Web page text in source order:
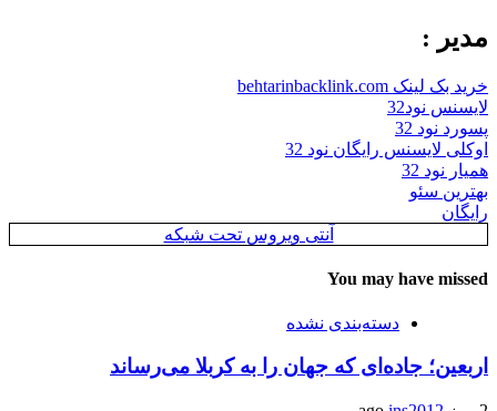
مدیر :
خرید بک لینک behtarinbacklink.com
لایسنس نود32
پسورد نود 32
اوکلی لایسنس رایگان نود 32
همیار نود 32
بهترین سئو
رایگان
آنتی ویروس تحت شبکه
You may have missed
دسته‌بندی نشده
اربعین؛ جاده‌ای که جهان را به کربلا می‌رساند